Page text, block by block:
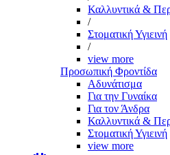
Καλλυντικά &
/
Στοματική Υγιεινή
/
view more
Προσωπική Φροντίδα
Αδυνάτισμα
Για την Γυναίκα
Για τον Άνδρα
Καλλυντικά &
Στοματική Υγιεινή
view more